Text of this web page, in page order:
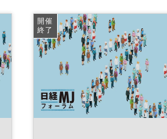
開催
終了